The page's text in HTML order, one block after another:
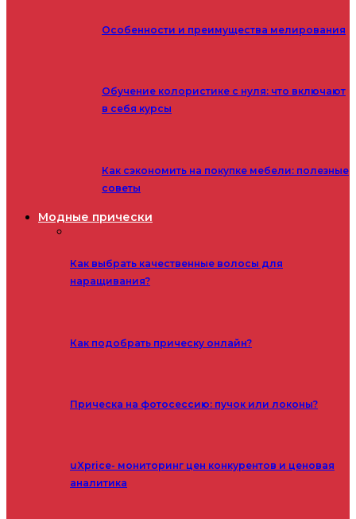
Особенности и преимущества мелирования
Обучение колористике с нуля: что включают
в себя курсы
Как сэкономить на покупке мебели: полезные
советы
Модные прически
Как выбрать качественные волосы для
наращивания?
Как подобрать прическу онлайн?
Прическа на фотосессию: пучок или локоны?
uXprice- мониторинг цен конкурентов и ценовая
аналитика